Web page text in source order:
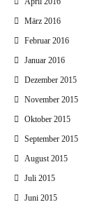
März 2016
Februar 2016
Januar 2016
Dezember 2015
November 2015
Oktober 2015
September 2015
August 2015
Juli 2015
Juni 2015